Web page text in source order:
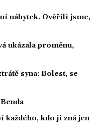
nábytek. Ověřili jsme,
ukázala proměnu,
syna: Bolest, se
každého, kdo ji zná jen